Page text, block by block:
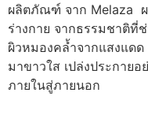
ผลิตภัณฑ์ จาก Melaza
ร่างกาย จากธรรมชาติ
ผิวหมองคล้ำจากแสงแด
มาขาวใส เปล่งประกาย
ภายในสู่ภายนอก